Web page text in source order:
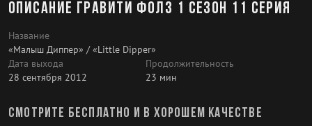
Описание Гравити Фолз 1 сезон 11 серия
Название
«Малыш Диппер» / «Little Dipper»
Дата выхода
28 сентября 2012
Продолжительность
23 мин
Смотрите бесплатно и в хорошем качестве